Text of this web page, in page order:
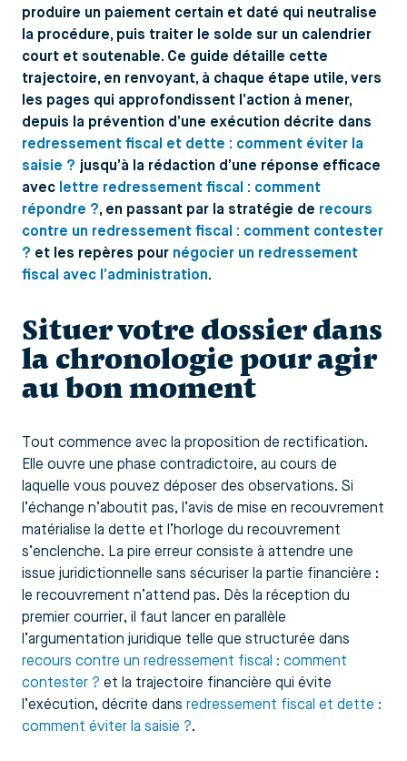
produire un paiement certain et daté qui neutralise
la procédure, puis traiter le solde sur un calendrier
court et soutenable. Ce guide détaille cette
trajectoire, en renvoyant, à chaque étape utile, vers
les pages qui approfondissent l’action à mener,
depuis la prévention d’une exécution décrite dans
redressement fiscal et dette : comment éviter la
saisie ? jusqu’à la rédaction d’une réponse efficace
avec lettre redressement fiscal : comment
répondre ?, en passant par la stratégie de recours
contre un redressement fiscal : comment contester
? et les repères pour négocier un redressement
fiscal avec l’administration.
Situer votre dossier dans
la chronologie pour agir
au bon moment
Tout commence avec la proposition de rectification.
Elle ouvre une phase contradictoire, au cours de
laquelle vous pouvez déposer des observations. Si
l’échange n’aboutit pas, l’avis de mise en recouvrement
matérialise la dette et l’horloge du recouvrement
s’enclenche. La pire erreur consiste à attendre une
issue juridictionnelle sans sécuriser la partie financière :
le recouvrement n’attend pas. Dès la réception du
premier courrier, il faut lancer en parallèle
l’argumentation juridique telle que structurée dans
recours contre un redressement fiscal : comment
contester ? et la trajectoire financière qui évite
l’exécution, décrite dans redressement fiscal et dette :
comment éviter la saisie ?.